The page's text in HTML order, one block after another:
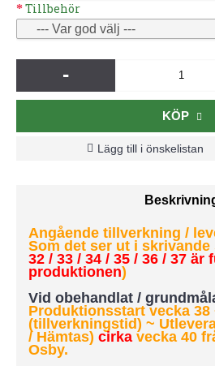
Tillbehör
-
KÖP
Lägg till i önskelistan
Angående tillverkning /
Som det ser ut i
32 / 33 / 34 / 35 / 36 / 37 är
produktionen)
Vid obehandlat /
Produktionsstart vecka 38
(tillverkningstid) ~
/ Hämtas) cirka vecka 40
Osby.